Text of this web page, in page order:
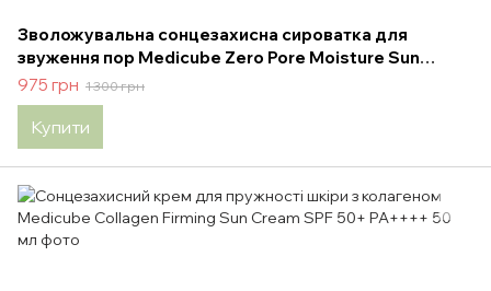
Зволожувальна сонцезахисна сироватка для
звуження пор Medicube Zero Pore Moisture Sun
Serum 50 мл
975 грн 1 300 грн
Купити